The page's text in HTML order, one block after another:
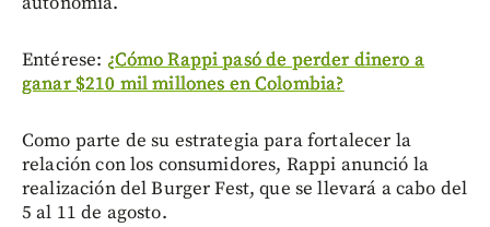
Entérese: ¿Cómo Rappi pasó de perder dinero a
ganar $210 mil millones en Colombia?
Como parte de su estrategia para fortalecer la
relación con los consumidores, Rappi anunció la
realización del Burger Fest, que se llevará a cabo del
5 al 11 de agosto.